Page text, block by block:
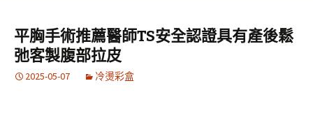
容
鍵
字:
平胸手術推薦醫師TS安全認證具有產後鬆
弛客製腹部拉皮
2025-05-07 冷燙彩盒